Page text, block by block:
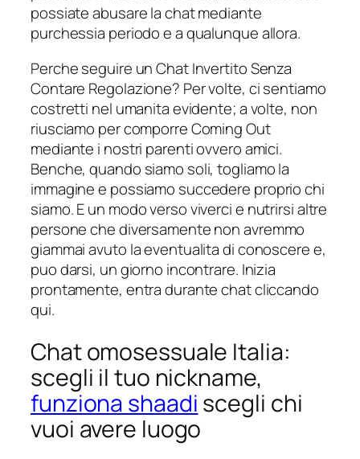
possiate abusare la chat mediante
purchessia periodo e a qualunque allora.
Perche seguire un Chat Invertito Senza
Contare Regolazione? Per volte, ci sentiamo
costretti nel umanita evidente; a volte, non
riusciamo per comporre Coming Out
mediante i nostri parenti ovvero amici.
Benche, quando siamo soli, togliamo la
immagine e possiamo succedere proprio chi
siamo. E un modo verso viverci e nutrirsi altre
persone che diversamente non avremmo
giammai avuto la eventualita di conoscere e,
puo darsi, un giorno incontrare. Inizia
prontamente, entra durante chat cliccando
qui.
Chat omosessuale Italia:
scegli il tuo nickname,
funziona shaadi scegli chi
vuoi avere luogo